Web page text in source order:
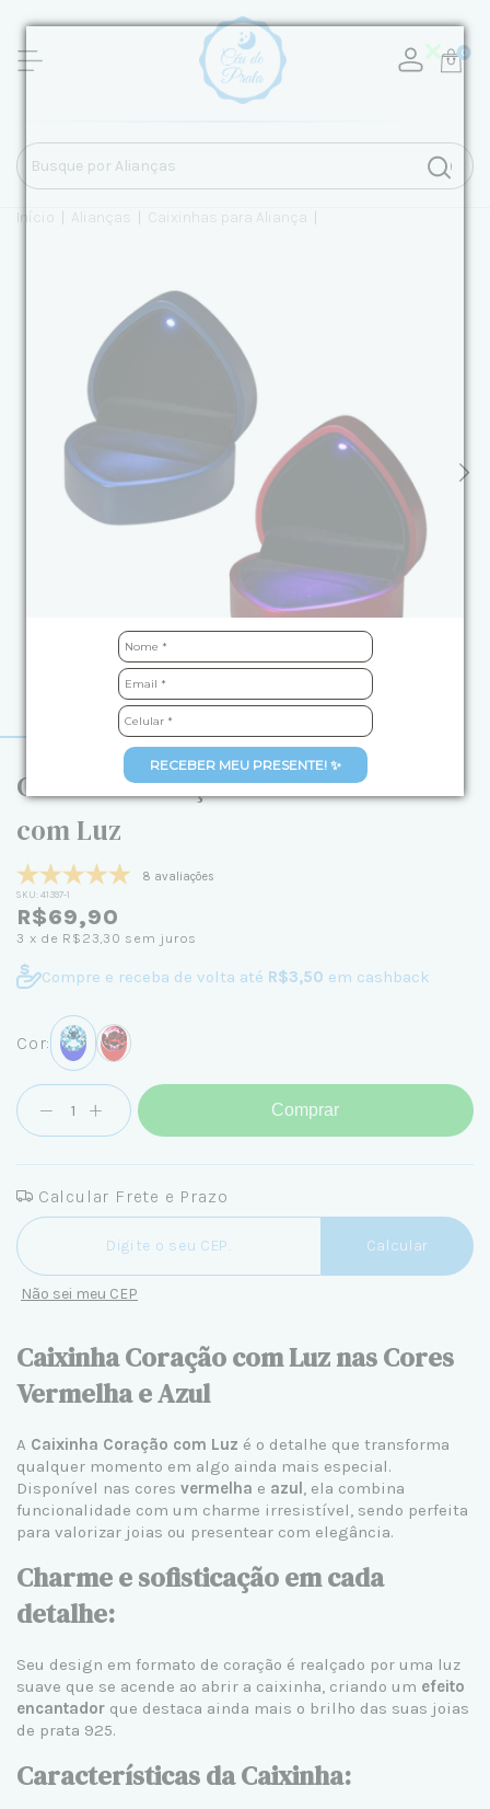
RECEBER MEU PRESENTE! ✨
0
Início Alianças Caixinhas para Aliança
Caixinha Coração Vermelha ou Azul
com Luz
8 avaliações
SKU: 41397-1
R$69,90
3 x de R$23,30 sem juros
Compre e receba de volta até R$3,50 em cashback
Cor:
Comprar
Calcular Frete e Prazo
Entregas para o CEP:
Calcular
Não sei meu CEP
Caixinha Coração com Luz nas Cores
Vermelha e Azul
A Caixinha Coração com Luz é o detalhe que transforma
qualquer momento em algo ainda mais especial.
Disponível nas cores vermelha e azul, ela combina
funcionalidade com um charme irresistível, sendo perfeita
para valorizar joias ou presentear com elegância.
Charme e sofisticação em cada
detalhe:
Seu design em formato de coração é realçado por uma luz
suave que se acende ao abrir a caixinha, criando um efeito
encantador que destaca ainda mais o brilho das suas joias
de prata 925.
Características da Caixinha: